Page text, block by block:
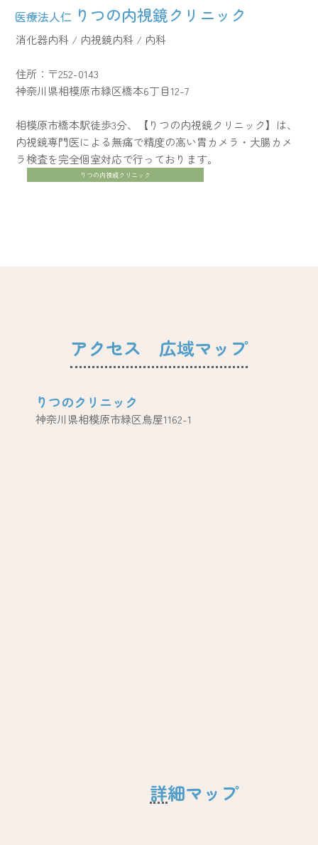
医療法人仁 りつの内視鏡クリニック​
消化器内科 / 内視鏡内科 / 内科
住所：〒252-0143
神奈川県相模原市緑区橋本6丁目12-7
相模原市橋本駅徒歩3分、【りつの内視鏡クリニック】は、
内視鏡専門医による無痛で精度の高い胃カメラ・大腸カメ
ラ検査を完全個室対応で行っております。​
りつの内視鏡クリニック​
アクセス 広域マップ
​りつのクリニック
神奈川県相模原市緑区鳥屋1162-1
詳細マップ